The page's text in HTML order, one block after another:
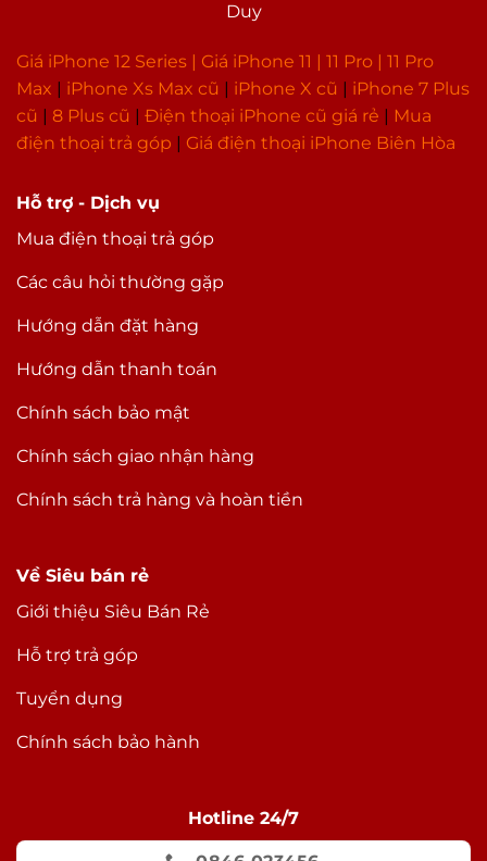
Hỗ trợ - Dịch vụ
Mua điện thoại trả góp
Các câu hỏi thường gặp
Hướng dẫn đặt hàng
Hướng dẫn thanh toán
Chính sách bảo mật
Chính sách giao nhận hàng
Chính sách trả hàng và hoàn tiền
Về Siêu bán rẻ
Giới thiệu Siêu Bán Rẻ
Hỗ trợ trả góp
Tuyển dụng
Chính sách bảo hành
Hotline 24/7
Duy
Giá iPhone 12 Series | Giá iPhone 11 | 11 Pro | 11 Pro
Max | iPhone Xs Max cũ | iPhone X cũ | iPhone 7 Plus
cũ | 8 Plus cũ | Điện thoại iPhone cũ giá rẻ | Mua
điện thoại trả góp | Giá điện thoại iPhone Biên Hòa